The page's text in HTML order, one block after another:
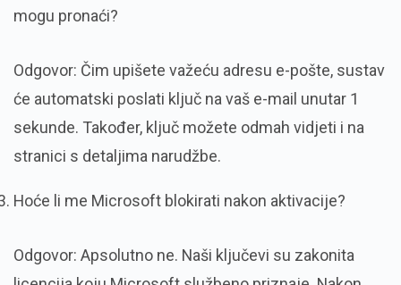
mogu pronaći?
Odgovor: Čim upišete važeću adresu e-pošte, sustav
će automatski poslati ključ na vaš e-mail unutar 1
sekunde. Također, ključ možete odmah vidjeti i na
stranici s detaljima narudžbe.
Hoće li me Microsoft blokirati nakon aktivacije?
Odgovor: Apsolutno ne. Naši ključevi su zakonita